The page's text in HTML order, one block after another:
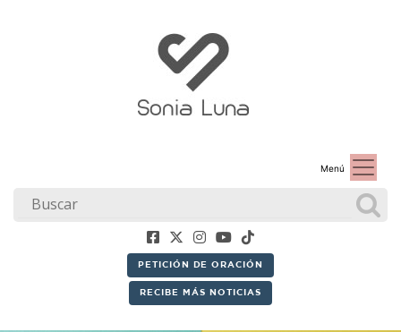
Menú
PETICIÓN DE ORACIÓN
RECIBE MÁS NOTICIAS